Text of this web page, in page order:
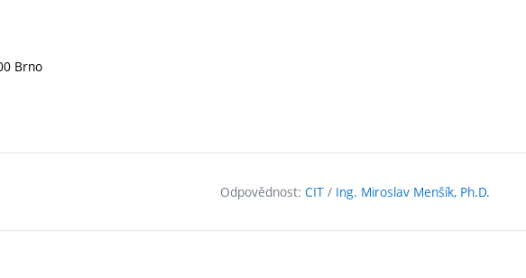
Brno
Odpovědnost: CIT / Ing. Miroslav Menšík, Ph.D.